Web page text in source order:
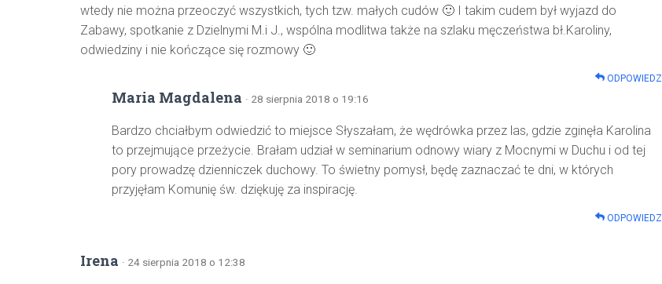
wtedy nie można przeoczyć wszystkich, tych tzw. małych cudów 🙂 I takim cudem był wyjazd do
Zabawy, spotkanie z Dzielnymi M.i J., wspólna modlitwa także na szlaku męczeństwa bł.Karoliny,
odwiedziny i nie kończące się rozmowy 🙂
ODPOWIEDZ
Maria Magdalena · 28 sierpnia 2018 o 19:16
Bardzo chciałbym odwiedzić to miejsce Słyszałam, że wędrówka przez las, gdzie zginęła Karolina
to przejmujące przeżycie. Brałam udział w seminarium odnowy wiary z Mocnymi w Duchu i od tej
pory prowadzę dzienniczek duchowy. To świetny pomysł, będę zaznaczać te dni, w których
przyjęłam Komunię św. dziękuję za inspirację.
ODPOWIEDZ
Irena · 24 sierpnia 2018 o 12:38